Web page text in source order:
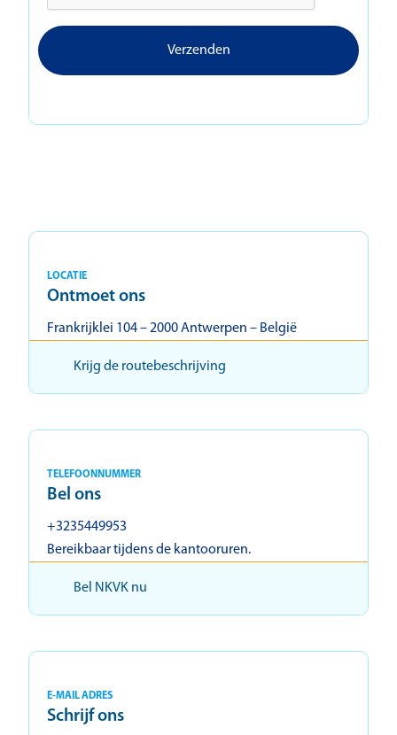
LOCATIE
Ontmoet ons
Frankrijklei 104 – 2000 Antwerpen – België
Krijg de routebeschrijving
TELEFOONNUMMER
Bel ons
+3235449953
Bereikbaar tijdens de kantooruren.
Bel NKVK nu
E-MAIL ADRES
Schrijf ons